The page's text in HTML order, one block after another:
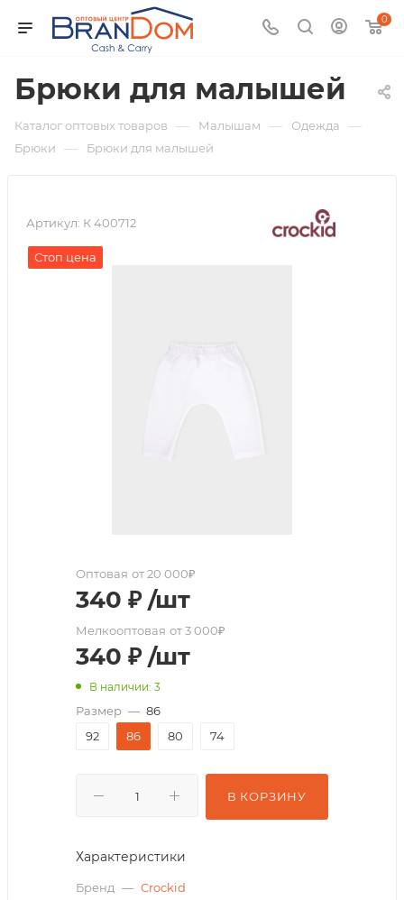
0
Брюки для малышей
Каталог оптовых товаров — Малышам — Одежда —
Брюки — Брюки для малышей
Артикул: К 400712
Стоп цена
Оптовая от 20 000₽
340 ₽ /шт
Мелкооптовая от 3 000₽
340 ₽ /шт
В наличии: 3
Размер — 86
92
86 80 74
В КОРЗИНУ
Характеристики
Бренд — Crockid